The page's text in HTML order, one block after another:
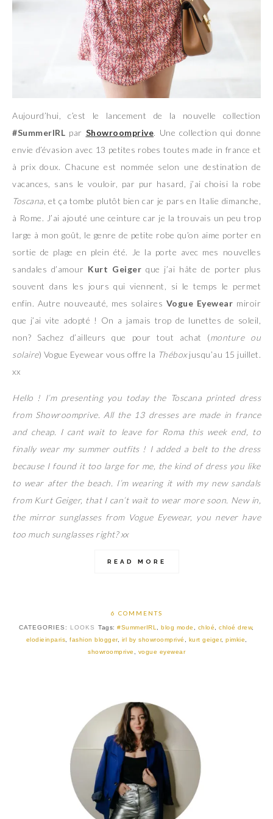
Aujourd’hui, c’est le lancement de la nouvelle collection
#SummerIRL par Showroomprive. Une collection qui donne
envie d’évasion avec 13 petites robes toutes made in france et
à prix doux. Chacune est nommée selon une destination de
vacances, sans le vouloir, par pur hasard, j’ai choisi la robe
Toscana , et ça tombe plutôt bien car je pars en Italie dimanche,
à Rome. J’ai ajouté une ceinture car je la trouvais un peu trop
large à mon goût, le genre de petite robe qu’on aime porter en
sortie de plage en plein été. Je la porte avec mes nouvelles
sandales d’amour Kurt Geiger que j’ai hâte de porter plus
souvent dans les jours qui viennent, si le temps le permet
enfin. Autre nouveauté, mes solaires Vogue Eyewear miroir
que j’ai vite adopté ! On a jamais trop de lunettes de soleil,
non? Sachez d’ailleurs que pour tout achat (monture ou
solaire) Vogue Eyewear vous offre la Théboxjusqu’au 15 juillet.
xx
Hello ! I’m presenting you today the Toscana printed dress
from Showroomprive. All the 13 dresses are made in france
and cheap. I cant wait to leave for Roma this week end, to
finally wear my summer outfits ! I added a belt to the dress
because I found it too large for me, the kind of dress you like
to wear after the beach. I’m wearing it with my new sandals
from Kurt Geiger, that I can’t wait to wear more soon. New in,
the mirror sunglasses from Vogue Eyewear, you never have
too much sunglasses right? xx
READ MORE
6 COMMENTS
CATEGORIES: LOOKS Tags:#SummerIRL ,blog mode chloé ,chloé drew,
elodieinparis
fashion blogger, irl by showroomprivé kurt geiger, pimkie
showroomprive
vogue eyewear